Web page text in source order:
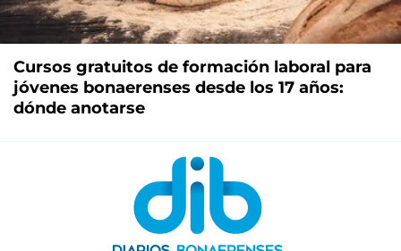
Cursos gratuitos de formación laboral para
jóvenes bonaerenses desde los 17 años:
dónde anotarse